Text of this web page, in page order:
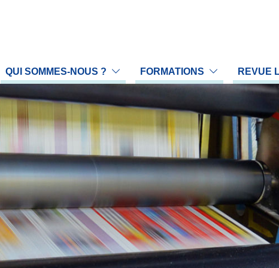
QUI SOMMES-NOUS ?
La profession
Organigramme
Bureau national
Collège scientifique
Commissions
FORMATIONS
Proposer une communication
Gestion du Handicap en formation
Calendrier des formations
REVUE
LA